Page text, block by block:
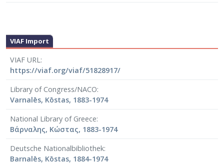
VIAF Import
VIAF URL
https://viaf.org/viaf/51828917/
Library of Congress/NACO
Varnalēs, Kōstas, 1883-1974
National Library of Greece
Βάρναλης, Κώστας, 1883-1974
Deutsche Nationalbibliothek
Barnalēs, Kōstas, 1884-1974